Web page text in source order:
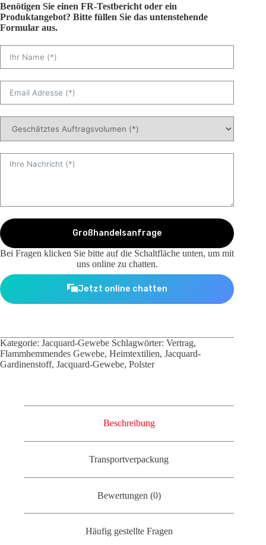
Benötigen Sie einen FR-Testbericht oder ein
Produktangebot? Bitte füllen Sie das untenstehende
Formular aus.
Großhandelsanfrage
Bei Fragen klicken Sie bitte auf die Schaltfläche unten, um mit
uns online zu chatten.
Jetzt online chatten
Kategorie: Jacquard-Gewebe Schlagwörter: Vertrag,
Flammhemmendes Gewebe, Heimtextilien, Jacquard-
Gardinenstoff, Jacquard-Gewebe, Polster
Beschreibung
Transportverpackung
Bewertungen (0)
Häufig gestellte Fragen